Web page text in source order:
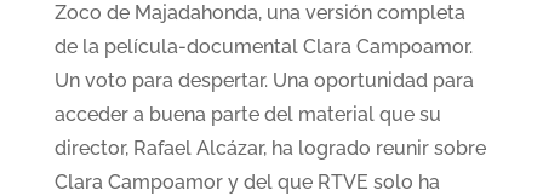
Zoco de Majadahonda, una versión completa
de la película-documental Clara Campoamor.
Un voto para despertar. Una oportunidad para
acceder a buena parte del material que su
director, Rafael Alcázar, ha logrado reunir sobre
Clara Campoamor y del que RTVE solo ha